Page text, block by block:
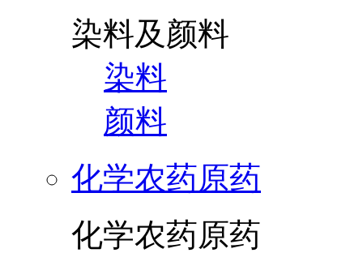
染料及颜料
染料
颜料
化学农药原药
化学农药原药